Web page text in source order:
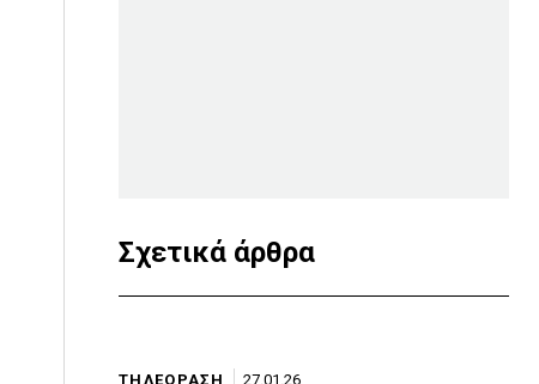
Σχετικά άρθρα
ΤΗΛΕΟΡΑΣΗ 27.01.26